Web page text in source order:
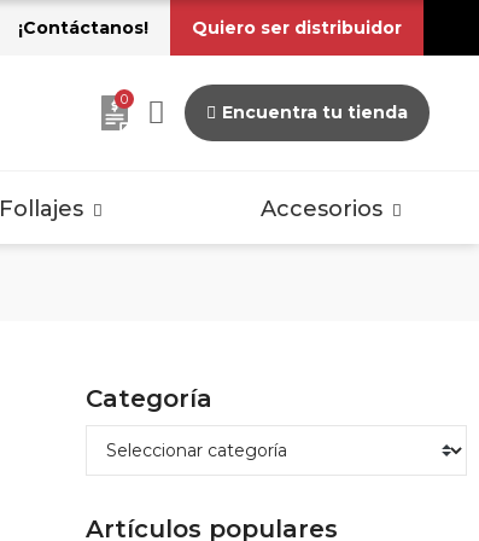
¡Contáctanos! Quiero ser distribuidor
0
Encuentra tu tienda
Follajes Accesorios
Pisos Laminados
Categoría
Artículos populares